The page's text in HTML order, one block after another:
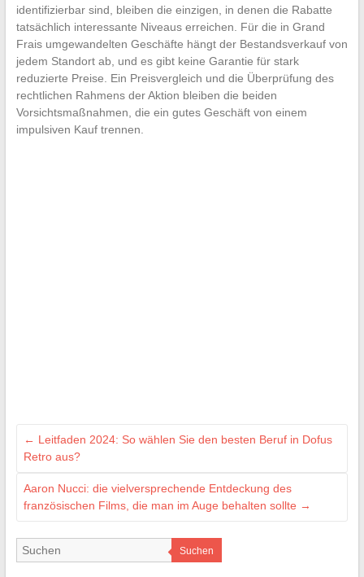
identifizierbar sind, bleiben die einzigen, in denen die Rabatte
tatsächlich interessante Niveaus erreichen. Für die in Grand
Frais umgewandelten Geschäfte hängt der Bestandsverkauf von
jedem Standort ab, und es gibt keine Garantie für stark
reduzierte Preise. Ein Preisvergleich und die Überprüfung des
rechtlichen Rahmens der Aktion bleiben die beiden
Vorsichtsmaßnahmen, die ein gutes Geschäft von einem
impulsiven Kauf trennen.
← Leitfaden 2024: So wählen Sie den besten Beruf in Dofus
Retro aus?
Aaron Nucci: die vielversprechende Entdeckung des
französischen Films, die man im Auge behalten sollte →
Suchen